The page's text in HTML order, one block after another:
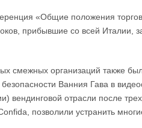
«Общие положения
прибывшие со всей
смежных организаций также
Ванния Гава в
вендинговой отрасли после
позволили устранить